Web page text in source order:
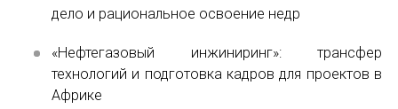
дело и рациональное освоение недр
«Нефтегазовый инжиниринг»: трансфер
технологий и подготовка кадров для проектов в
Африке
E-MAIL